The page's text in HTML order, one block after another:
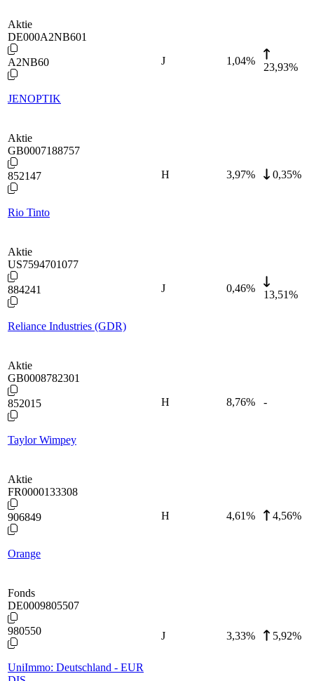
Aktie
DE000A2NB601
A2NB60
JENOPTIK
J 1,04%
23,93%
Aktie
GB0007188757
852147
Rio Tinto
H 3,97% 0,35%
Aktie
US7594701077
884241
Reliance Industries (GDR)
J 0,46%
13,51%
Aktie
GB0008782301
852015
Taylor Wimpey
H 8,76% -
Aktie
FR0000133308
906849
Orange
H 4,61% 4,56%
Fonds
DE0009805507
980550
UniImmo: Deutschland - EUR
J 3,33% 5,92%